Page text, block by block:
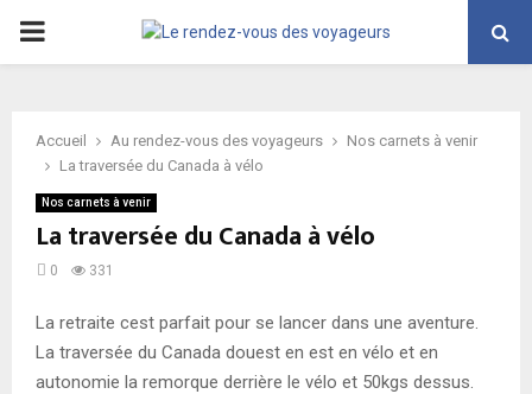
PRIMARY
Accueil Au rendez-vous des voyageurs
Nos carnets à venir
La traversée du Canada à vélo
Nos carnets à venir
La traversée du Canada à vélo
0 331
La retraite cest parfait pour se lancer dans une aventure.
La traversée du Canada douest en est en vélo et en
autonomie la remorque derrière le vélo et 50kgs dessus.